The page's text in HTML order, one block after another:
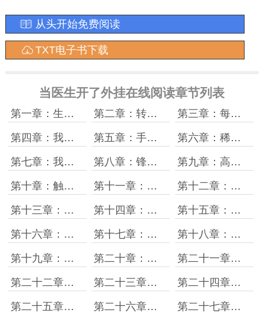
从头开始免费阅读
TXT电子书下载
当医生开了外挂在线阅读章节列表
第一章：生活成了游戏，而你们全是NPC 第二章：转正的机会 第三章：每日任务
第四章：我要当主刀！ 第五章：手术室首杀 第六章：稀有怪，爆装备！
第七章：我膨胀了 第八章：锋利+1的威力 第九章：高级NPC的任务
第十章：触发中级任务 第十一章：刷钱副本！ 第十二章：狂野，将使他们感到畏惧！
第十三章：特殊奖励 第十四章：钱难挣 第十五章：陈沧，沧海一粟的沧
第十六章：生死电线 第十七章：百人百性 第十八章：麻药免费
第十九章：神级特效 第二十章：想啥要啥 第二十一章：一次修复，长期保修
第二十二章：秀操作！ 第二十三章：棒棒哒！ 第二十四章：破损性肌腱的经典缝合病例
第二十五章：喜怒无常 第二十六章：人品有待于太高啊！ 第二十七章：一滴x十滴血